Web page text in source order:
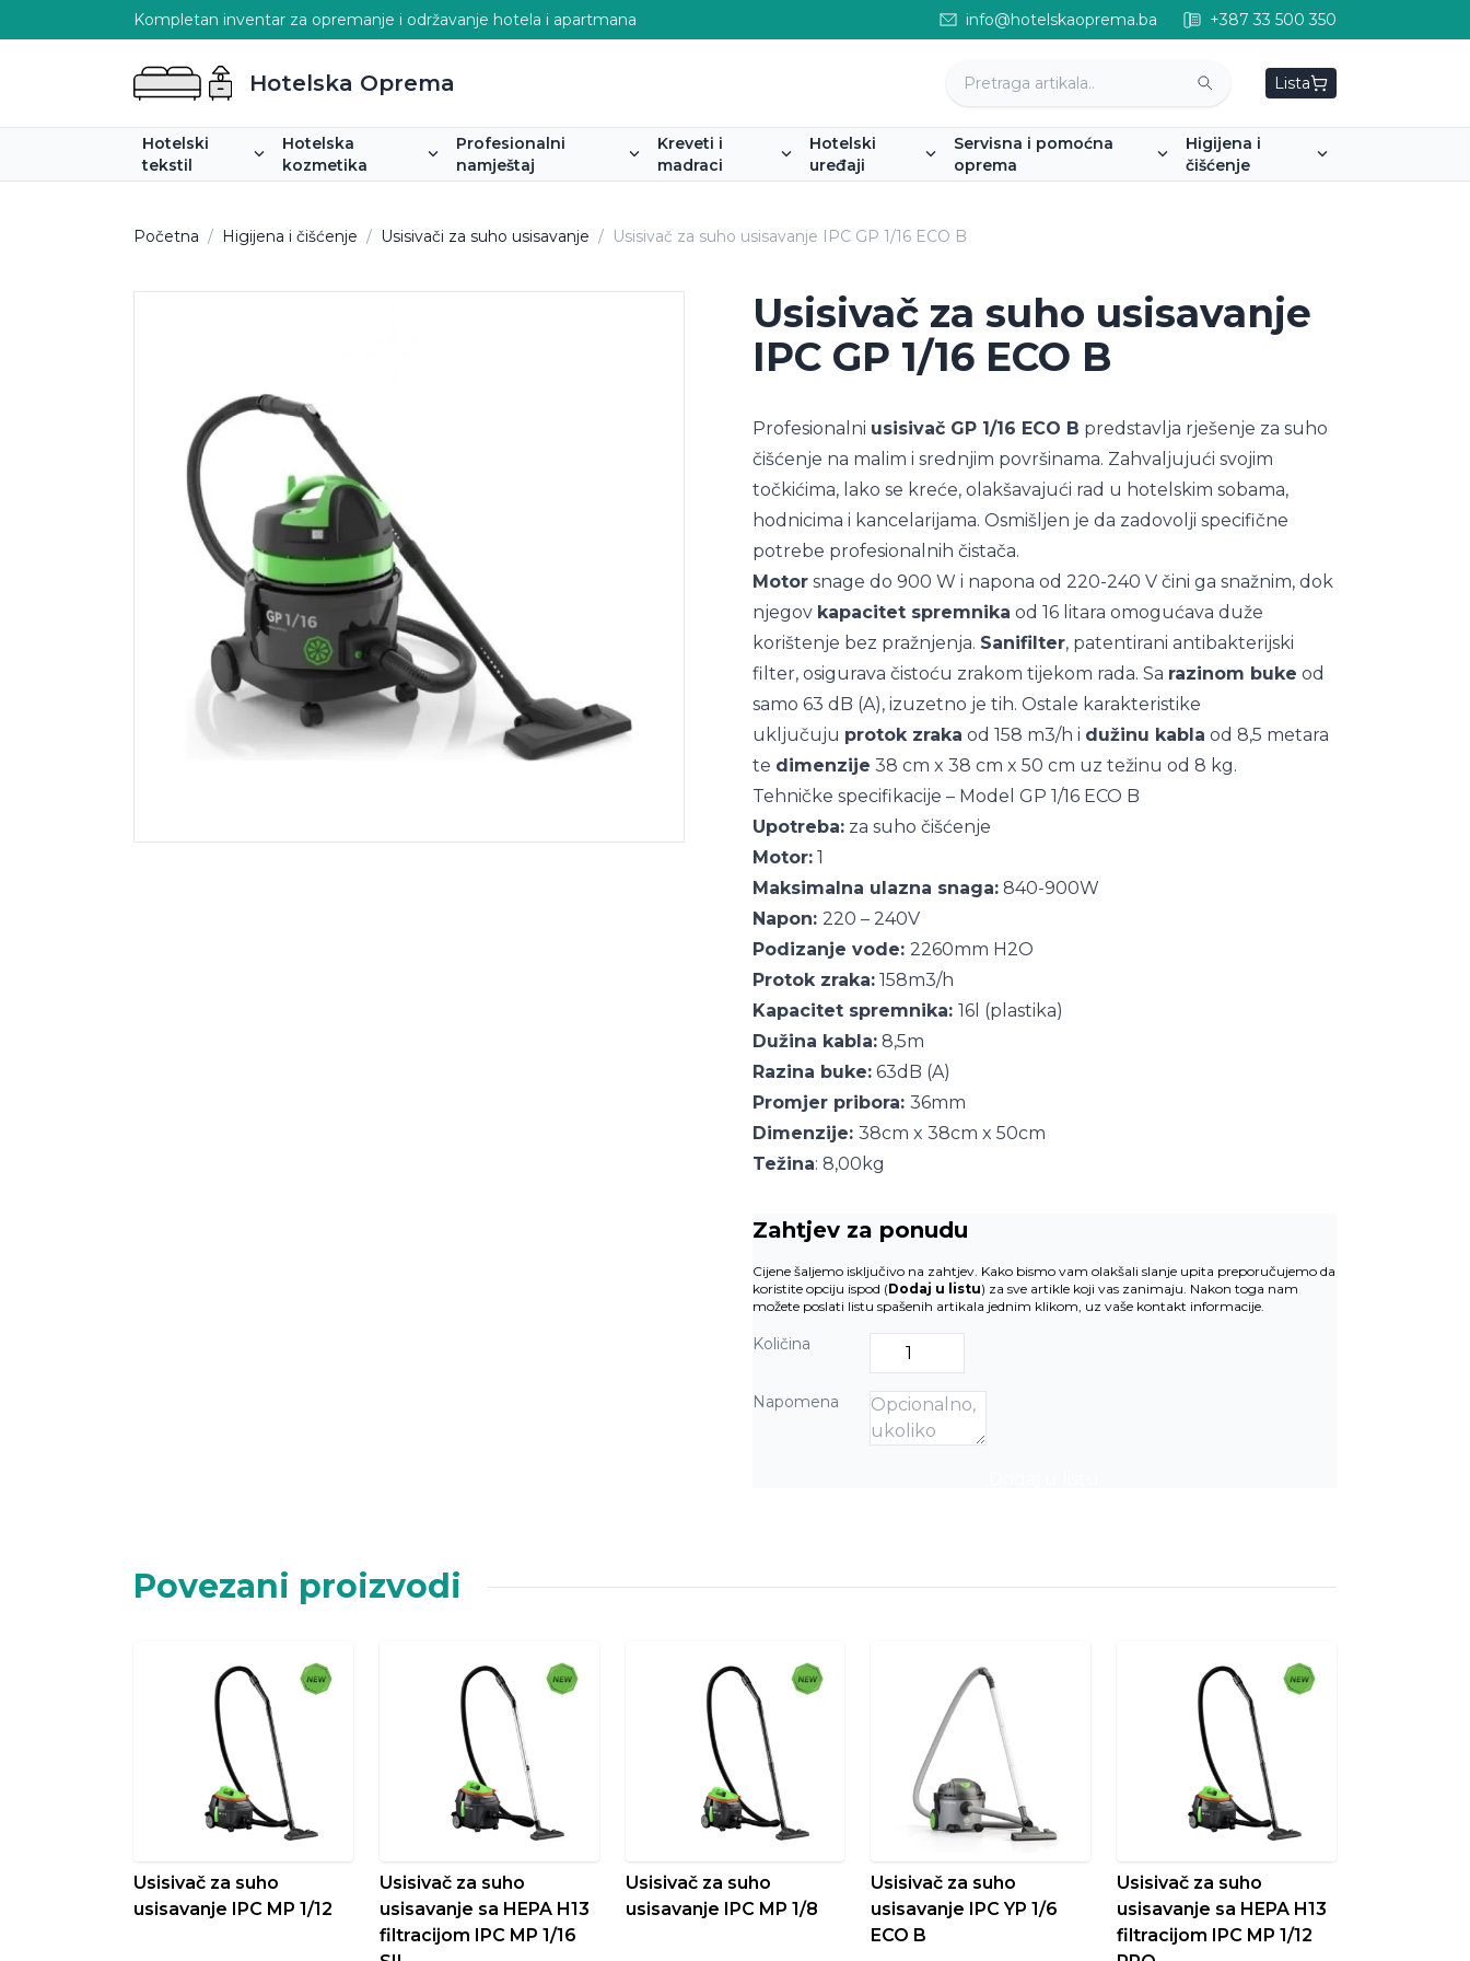
Kompletan inventar za opremanje i održavanje hotela i apartmana info@hotelskaoprema.ba +387 33 500 350
Hotelska Oprema Lista
Hotelski
tekstil
Hotelska
kozmetika
Profesionalni
namještaj
Kreveti i
madraci
Hotelski
uređaji
Servisna i pomoćna
oprema
Higijena i
čišćenje
Početna / Higijena i čišćenje / Usisivači za suho usisavanje / Usisivač za suho usisavanje IPC GP 1/16 ECO B
Usisivač za suho usisavanje
IPC GP 1/16 ECO B
Profesionalni usisivač GP 1/16 ECO B predstavlja rješenje za suho
čišćenje na malim i srednjim površinama. Zahvaljujući svojim
točkićima, lako se kreće, olakšavajući rad u hotelskim sobama,
hodnicima i kancelarijama. Osmišljen je da zadovolji specifične
potrebe profesionalnih čistača.
Motorsnage do 900 W i napona od 220-240 V čini ga snažnim, dok
njegov kapacitet spremnika od 16 litara omogućava duže
korištenje bez pražnjenja. Sanifilter, patentirani antibakterijski
filter, osigurava čistoću zrakom tijekom rada. Sa razinom buke od
samo 63 dB (A), izuzetno je tih. Ostale karakteristike
uključuju protok zraka od 158 m3/h i dužinu kabla od 8,5 metara
te dimenzije 38 cm x 38 cm x 50 cm uz težinu od 8 kg.
Tehničke specifikacije – Model GP 1/16 ECO B
Upotreba:za suho čišćenje
Motor:1
Maksimalna ulazna snaga:840-900W
Napon: 220 – 240V
Podizanje vode: 2260mm H2O
Protok zraka:158m3/h
Kapacitet spremnika: 16l (plastika)
Dužina kabla:8,5m
Razina buke:63dB (A)
Promjer pribora: 36mm
Dimenzije: 38cm x 38cm x 50cm
Težina: 8,00kg
Zahtjev za ponudu
Cijene šaljemo isključivo na zahtjev. Kako bismo vam olakšali slanje upita preporučujemo da
koristite opciju ispod (Dodaj u listu) za sve artikle koji vas zanimaju. Nakon toga nam
možete poslati listu spašenih artikala jednim klikom, uz vaše kontakt informacije.
Količina
Napomena
Povezani proizvodi
Usisivač za suho
usisavanje IPC MP 1/12
Usisivač za suho
usisavanje sa HEPA H13
filtracijom IPC MP 1/16
Usisivač za suho
usisavanje IPC MP 1/8
Usisivač za suho
usisavanje IPC YP 1/6
ECO B
Usisivač za suho
usisavanje sa HEPA H13
filtracijom IPC MP 1/12